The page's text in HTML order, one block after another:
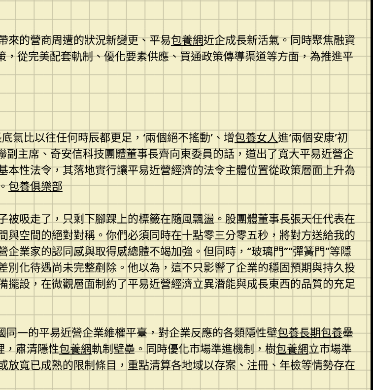
來的營商周遭的狀況新變更、平易包養網近企成長新活氣。同時聚焦融資
從完美配套軌制、優化要素供應、買通政策傳導渠道等方面，為推進平
氣比以往任何時辰都更足，‘兩個絕不搖動’、增包養女人進‘兩個安康’初
副主席、奇安信科技團體董事長齊向東委員的話，道出了寬大平易近營企
性法令，其落地實行讓平易近營經濟的法令主體位置從政策層面上升為
包養俱樂部
吸走了，只剩下腳踝上的標籤在隨風飄盪。股團體董事長張天任代表在
與空間的絕對對稱。你們必須同時在十點零三分零五秒，將對方送給我的
業家的認同感與取得感總體不竭加強。但同時，“玻璃門”“彈簧門”等隱
化待遇尚未完整剷除。他以為，這不只影響了企業的穩固預期與持久投
設，在微觀層面制約了平易近營經濟立異潛能與成長東西的品質的充足
一的平易近營企業維權平臺，對企業反應的各類隱性壁包養長期包養壘
肅清隱性包養網軌制壁壘。同時優化市場準進機制，樹包養網立市場準
放寬已成熟的限制條目，重點清算各地域以存案、注冊、年檢等情勢存在